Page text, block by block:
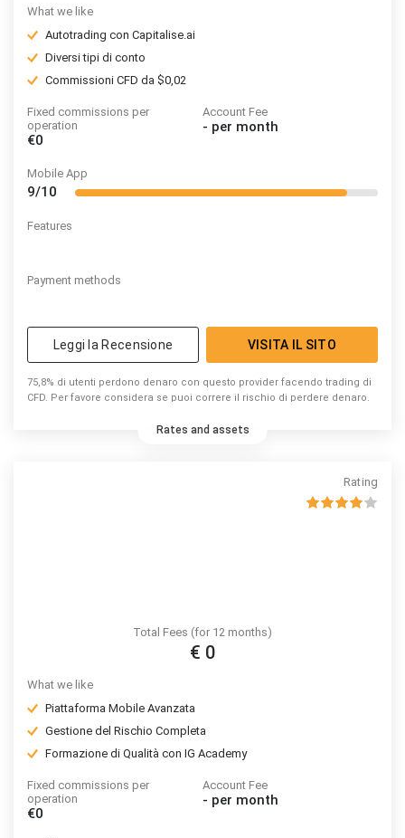
What we like
Autotrading con Capitalise.ai
Diversi tipi di conto
Commissioni CFD da $0,02
Fixed commissions per
operation
€0
Account Fee
- per month
Mobile App
9/10
Features
Payment methods
Leggi la Recensione VISITA IL SITO
75,8% di utenti perdono denaro con questo provider facendo trading di
CFD. Per favore considera se puoi correre il rischio di perdere denaro.
Rates and assets
Rating
Total Fees (for 12 months)
€ 0
What we like
Piattaforma Mobile Avanzata
Gestione del Rischio Completa
Formazione di Qualità con IG Academy
Fixed commissions per
operation
€0
Account Fee
- per month